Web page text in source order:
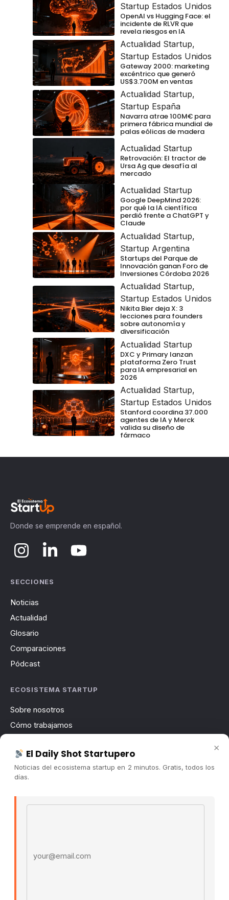
Startup Estados Unidos
OpenAI vs Hugging Face: el
incidente de RLVR que
revela riesgos en IA
Actualidad Startup,
Startup Estados Unidos
Gateway 2000: marketing
excéntrico que generó
US$3.700M en ventas
Actualidad Startup,
Startup España
Navarra atrae 100M€ para
primera fábrica mundial de
palas eólicas de madera
Actualidad Startup
Retrovación: El tractor de
Ursa Ag que desafía al
mercado
Actualidad Startup
Google DeepMind 2026:
por qué la IA científica
perdió frente a ChatGPT y
Claude
Actualidad Startup,
Startup Argentina
Startups del Parque de
Innovación ganan Foro de
Inversiones Córdoba 2026
Actualidad Startup,
Startup Estados Unidos
Nikita Bier deja X: 3
lecciones para founders
sobre autonomía y
diversificación
Actualidad Startup
DXC y Primary lanzan
plataforma Zero Trust
para IA empresarial en
2026
Actualidad Startup,
Startup Estados Unidos
Stanford coordina 37.000
agentes de IA y Merck
valida su diseño de
fármaco
Donde se emprende en español.
SECCIONES
Noticias
Actualidad
Glosario
Comparaciones
Pódcast
ECOSISTEMA STARTUP
Sobre nosotros
Cómo trabajamos
Contacto
Publicidad
Es La Hora de Aprender ↗
×
El Daily Shot Startupero
Noticias del ecosistema startup en 2 minutos. Gratis, todos los
días.